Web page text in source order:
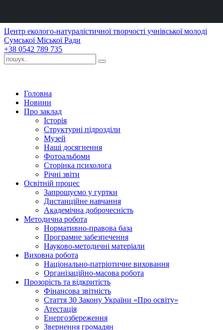
Центр еколого-натуралістичної творчості учнівської молоді
Сумської Міської Ради
+38 0542 789 735
Головна
Новини
Про заклад
Історія
Структурні підрозділи
Музей
Наші досягнення
Фотоальбоми
Сторінка психолога
Річні звіти
Освітній процес
Запрошуємо у гуртки
Дистанційне навчання
Академічна доброчесність
Методична робота
Нормативно-правова база
Програмне забезпечення
Науково-методичні матеріали
Виховна робота
Національно-патріотичне виховання
Організаційно-масова робота
Прозорість та відкритість
Фінансова звітність
Стаття 30 Закону України «Про освіту»
Атестація
Енергозбереження
Звернення громадян